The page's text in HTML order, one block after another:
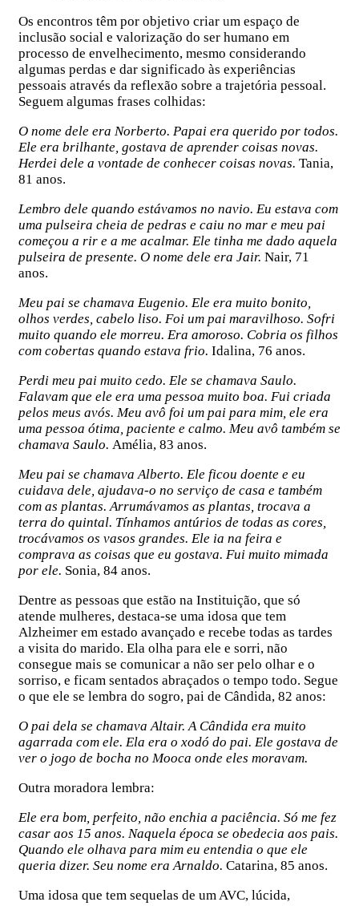
Os encontros têm por objetivo criar um espaço de
inclusão social e valorização do ser humano em
processo de envelhecimento, mesmo considerando
algumas perdas e dar significado às experiências
pessoais através da reflexão sobre a trajetória pessoal.
Seguem algumas frases colhidas:
O nome dele era Norberto. Papai era querido por todos.
Ele era brilhante, gostava de aprender coisas novas.
Herdei dele a vontade de conhecer coisas novas. Tania,
81 anos.
Lembro dele quando estávamos no navio. Eu estava com
uma pulseira cheia de pedras e caiu no mar e meu pai
começou a rir e a me acalmar. Ele tinha me dado aquela
pulseira de presente. O nome dele era Jair. Nair, 71
anos.
Meu pai se chamava Eugenio. Ele era muito bonito,
olhos verdes, cabelo liso. Foi um pai maravilhoso. Sofri
muito quando ele morreu. Era amoroso. Cobria os filhos
com cobertas quando estava frio. Idalina, 76 anos.
Perdi meu pai muito cedo. Ele se chamava Saulo.
Falavam que ele era uma pessoa muito boa. Fui criada
pelos meus avós. Meu avô foi um pai para mim, ele era
uma pessoa ótima, paciente e calmo. Meu avô também se
chamava Saulo. Amélia, 83 anos.
Meu pai se chamava Alberto. Ele ficou doente e eu
cuidava dele, ajudava-o no serviço de casa e também
com as plantas. Arrumávamos as plantas, trocava a
terra do quintal. Tínhamos antúrios de todas as cores,
trocávamos os vasos grandes. Ele ia na feira e
comprava as coisas que eu gostava. Fui muito mimada
por ele. Sonia, 84 anos.
Dentre as pessoas que estão na Instituição, que só
atende mulheres, destaca-se uma idosa que tem
Alzheimer em estado avançado e recebe todas as tardes
a visita do marido. Ela olha para ele e sorri, não
consegue mais se comunicar a não ser pelo olhar e o
sorriso, e ficam sentados abraçados o tempo todo. Segue
o que ele se lembra do sogro, pai de Cândida, 82 anos:
O pai dela se chamava Altair. A Cândida era muito
agarrada com ele. Ela era o xodó do pai. Ele gostava de
ver o jogo de bocha no Mooca onde eles moravam.
Outra moradora lembra:
Ele era bom, perfeito, não enchia a paciência. Só me fez
casar aos 15 anos. Naquela época se obedecia aos pais.
Quando ele olhava para mim eu entendia o que ele
queria dizer. Seu nome era Arnaldo. Catarina, 85 anos.
Uma idosa que tem sequelas de um AVC, lúcida,